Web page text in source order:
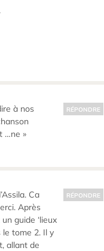
à nos
…ne »
RÉPONDRE
Ca
Après
guide ‘lieux
le tome 2. Il y
allant de
RÉPONDRE